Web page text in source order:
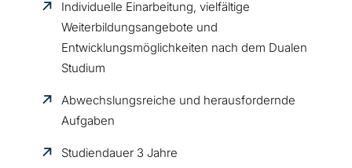
Individuelle Einarbeitung, vielfältige
Weiterbildungsangebote und
Entwicklungsmöglichkeiten nach dem Dualen
Studium
Abwechslungsreiche und herausfordernde
Aufgaben
Studiendauer 3 Jahre